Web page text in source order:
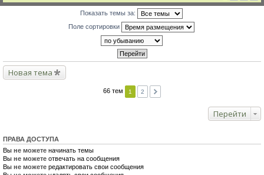
Показать темы за:
Поле сортировки
Новая тема
66 тем 1 2
Перейти
ПРАВА ДОСТУПА
Вы не можете начинать темы
Вы не можете отвечать на сообщения
Вы не можете редактировать свои сообщения